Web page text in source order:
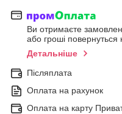
Ви отримаєте
або гроші повернуться
Детальніше
Післяплата
Оплата на рахунок
Оплата на карту